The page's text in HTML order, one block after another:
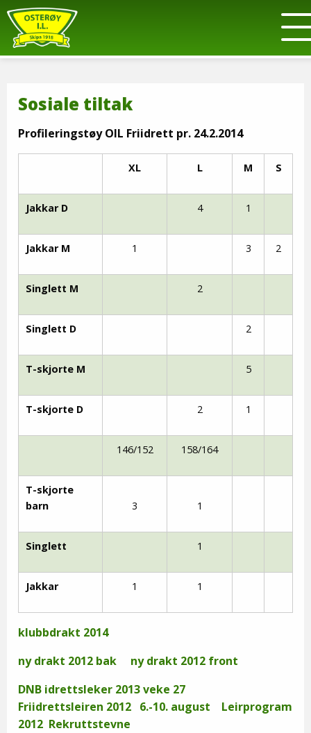
Sosiale tiltak
Profileringstøy OIL Friidrett pr. 24.2.2014
XL L M S
Jakkar D 4 1
Jakkar M 1 3 2
Singlett M 2
Singlett D 2
T-skjorte M 5
T-skjorte D 2 1
146/152 158/164
T-skjorte
barn
3 1
Singlett 1
Jakkar 1 1
klubbdrakt 2014
ny drakt 2012 bak
ny drakt 2012 front
DNB idrettsleker 2013 veke 27
Friidrettsleiren 2012 6.-10. august
Leirprogram
2012 Rekruttstevne